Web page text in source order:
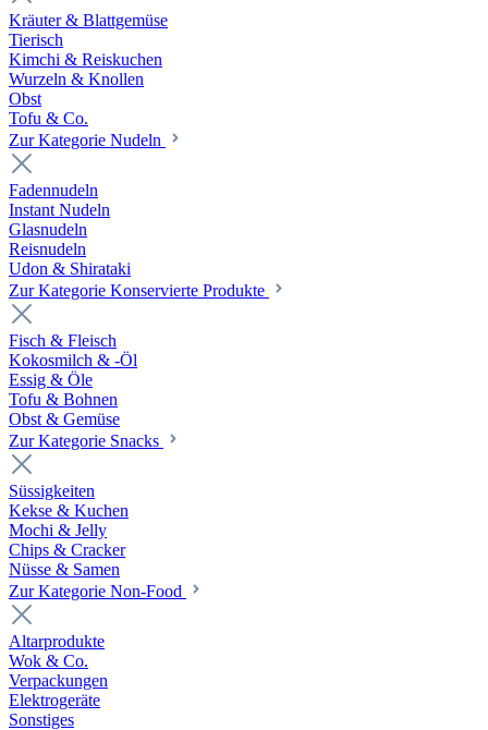
Kräuter & Blattgemüse
Tierisch
Kimchi & Reiskuchen
Wurzeln & Knollen
Obst
Tofu & Co.
Zur Kategorie Nudeln
Fadennudeln
Instant Nudeln
Glasnudeln
Reisnudeln
Udon & Shirataki
Zur Kategorie Konservierte Produkte
Fisch & Fleisch
Kokosmilch & -Öl
Essig & Öle
Tofu & Bohnen
Obst & Gemüse
Zur Kategorie Snacks
Süssigkeiten
Kekse & Kuchen
Mochi & Jelly
Chips & Cracker
Nüsse & Samen
Zur Kategorie Non-Food
Altarprodukte
Wok & Co.
Verpackungen
Elektrogeräte
Sonstiges